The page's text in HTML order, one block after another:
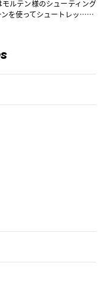
モルテン様のシューティング
ンを使ってシュートレッ……